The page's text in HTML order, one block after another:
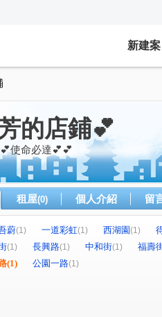
新建案
的店鋪💕
使命必達💕💕
租屋(0) 個人介紹 留
蔚(1) 一道彩虹(1) 西湖園(1)
(1) 長興路(1) 中和街(1)
福壽
(1) 公園一路(1)